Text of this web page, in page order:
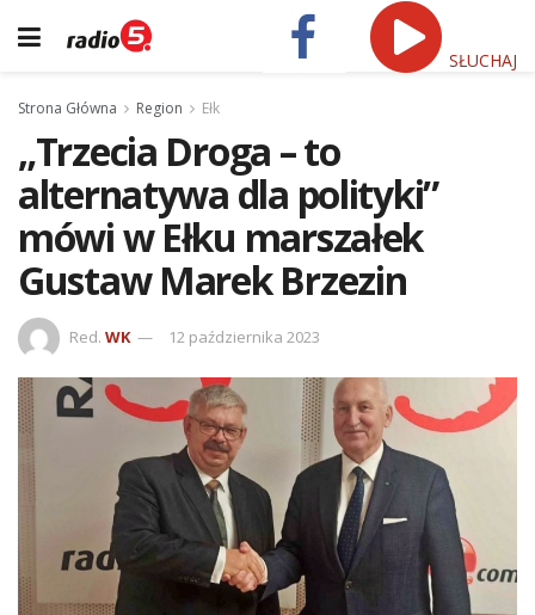
SŁUCHAJ
Strona Główna Region Ełk
„Trzecia Droga – to
alternatywa dla polityki”
mówi w Ełku marszałek
Gustaw Marek Brzezin
Red. WK 12 października 2023